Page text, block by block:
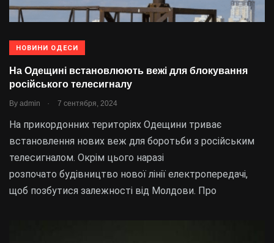
НОВИНИ ОДЕСИ
На Одещині встановлюють вежі для блокування
російського телесигналу
By admin . 7 сентября, 2024
На прикордонних територіях Одещини триває
встановлення нових веж для боротьби з російським
телесигналом. Окрім цього наразі
розпочато будівництво нової лінії електропередачі,
щоб позбутися залежності від Молдови. Про